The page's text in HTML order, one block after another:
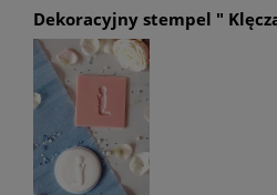
Dekoracyjny stempel "